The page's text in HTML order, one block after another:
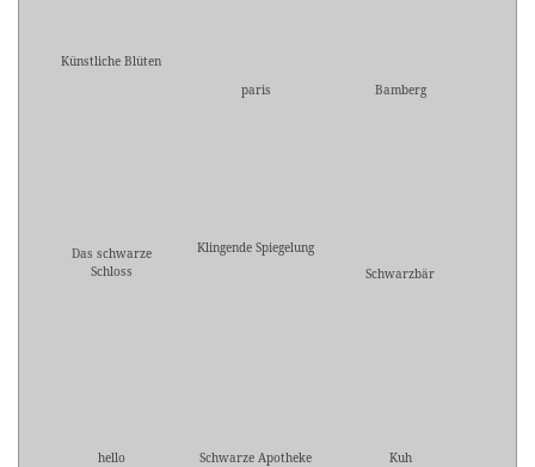
Künstliche Blüten
paris
Bamberg
Das schwarze
Schloss
Klingende Spiegelung
Schwarzbär
hello Schwarze Apotheke Kuh